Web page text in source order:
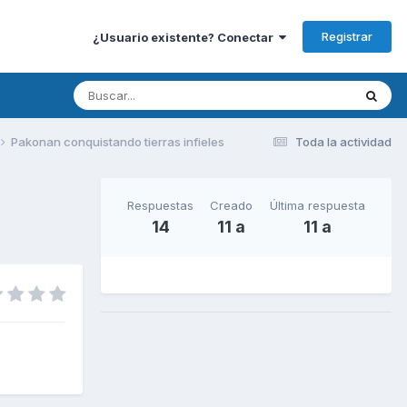
¿Usuario existente? Conectar Registrar
Toda la actividad
Pakonan conquistando tierras infieles
Respuestas
14
Creado
11 a
Última respuesta
11 a